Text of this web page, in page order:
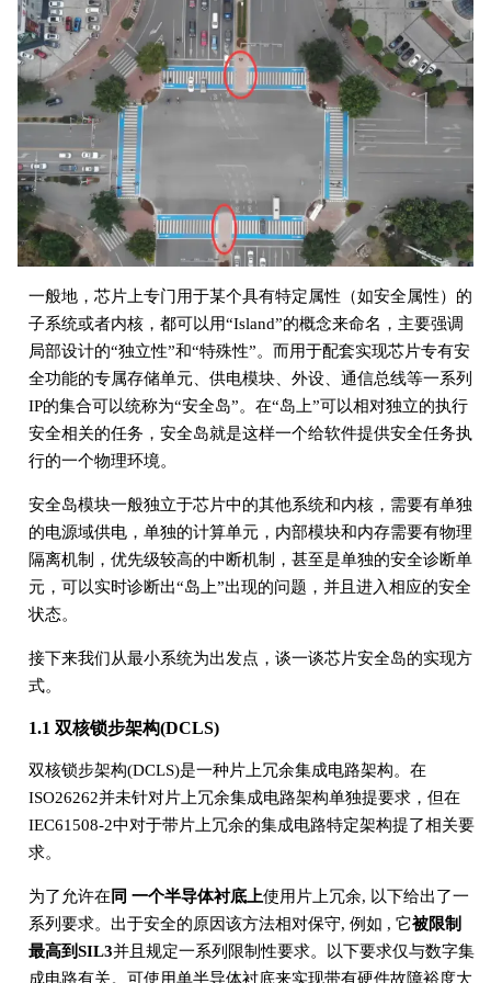
一般地，芯片上专门用于某个具有特定属性（如安全属性）的
子系统或者内核，都可以用“Island”的概念来命名，主要强调
局部设计的“独立性”和“特殊性”。而用于配套实现芯片专有安
全功能的专属存储单元、供电模块、外设、通信总线等一系列
IP的集合可以统称为“安全岛”。在“岛上”可以相对独立的执行
安全相关的任务，安全岛就是这样一个给软件提供安全任务执
行的一个物理环境。
安全岛模块一般独立于芯片中的其他系统和内核，需要有单独
的电源域供电，单独的计算单元，内部模块和内存需要有物理
隔离机制，优先级较高的中断机制，甚至是单独的安全诊断单
元，可以实时诊断出“岛上”出现的问题，并且进入相应的安全
状态。
接下来我们从最小系统为出发点，谈一谈芯片安全岛的实现方
式。
1.1 双核锁步架构(DCLS)
双核锁步架构(DCLS)是一种片上冗余集成电路架构。在
ISO26262并未针对片上冗余集成电路架构单独提要求，但在
IEC61508-2中对于带片上冗余的集成电路特定架构提了相关要
求。
为了允许在 同 一个半导体衬底上使用片上冗余, 以下给出了一
系列要求。出于安全的原因该方法相对保守, 例如 , 它被限制
最高到SIL3并且规定一系列限制性要求。以下要求仅与数字集
成电路有关。可使用单半导体衬底来实现带有硬件故障裕度大